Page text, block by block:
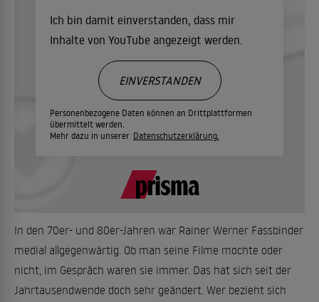
Ich bin damit einverstanden, dass mir
Inhalte von YouTube angezeigt werden.
Personenbezogene Daten können an Drittplattformen
übermittelt werden.
Mehr dazu in unserer Datenschutzerklärung.
EINVERSTANDEN
In den 70er- und 80er-Jahren war Rainer Werner Fassbinder
medial allgegenwärtig. Ob man seine Filme mochte oder
nicht, im Gespräch waren sie immer. Das hat sich seit der
Jahrtausendwende doch sehr geändert. Wer bezieht sich